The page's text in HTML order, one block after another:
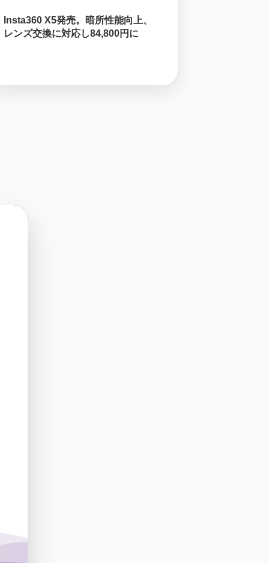
Insta360 X5発売。暗所性能向上、
レンズ交換に対応し84,800円に